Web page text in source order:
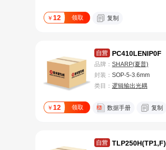
￥ 12 领取 复制
PC410LENIP0F
品牌： SHARP(夏普)
封装： SOP-5-3.6mm
类目： 逻辑输出光耦
￥ 12 领取 数据手册 复制
TLP250H(TP1,F)